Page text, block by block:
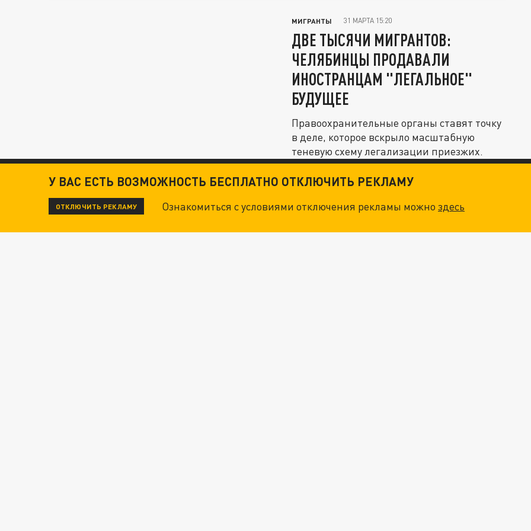
МИГРАНТЫ 31 МАРТА 15:20
ДВЕ ТЫСЯЧИ МИГРАНТОВ:
ЧЕЛЯБИНЦЫ ПРОДАВАЛИ
ИНОСТРАНЦАМ "ЛЕГАЛЬНОЕ"
БУДУЩЕЕ
Правоохранительные органы ставят точку
в деле, которое вскрыло масштабную
теневую схему легализации приезжих.
У ВАС ЕСТЬ ВОЗМОЖНОСТЬ БЕСПЛАТНО ОТКЛЮЧИТЬ РЕКЛАМУ
ОТКЛЮЧИТЬ РЕКЛАМУ Ознакомиться с условиями отключения рекламы можноздесь